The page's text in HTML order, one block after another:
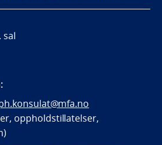
sal
oppholdstillatelser,